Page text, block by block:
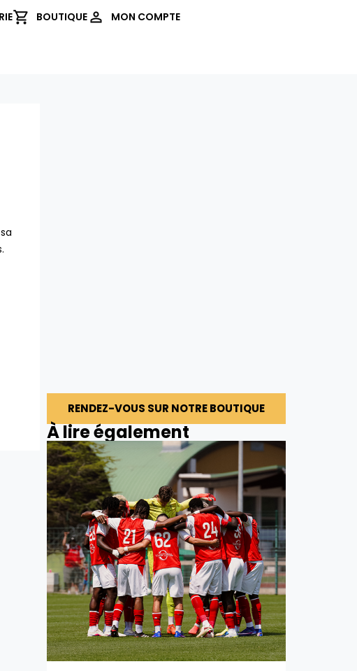
BOUTIQUE MON COMPTE
RENDEZ-VOUS SUR NOTRE BOUTIQUE
À lire également